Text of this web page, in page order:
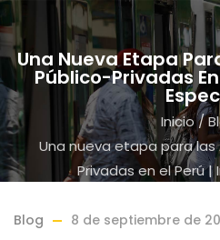
Una Nueva Etapa
Público-Privadas
Inicio/
Una nueva etapa para
Privadas en el Perú
Blog 8 de septiembre de